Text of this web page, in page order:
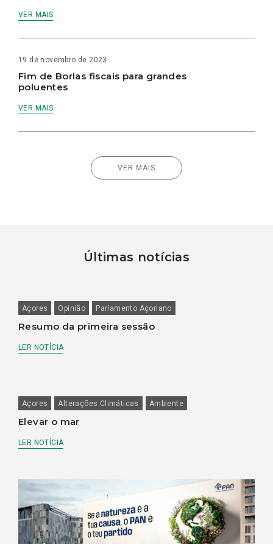
VER MAIS
19 de novembro de 2023
Fim de Borlas fiscais para grandes
poluentes
VER MAIS
VER MAIS
Últimas notícias
Açores Opinião Parlamento Açoriano
Resumo da primeira sessão
LER NOTÍCIA
Açores Alterações Climáticas Ambiente
Elevar o mar
LER NOTÍCIA